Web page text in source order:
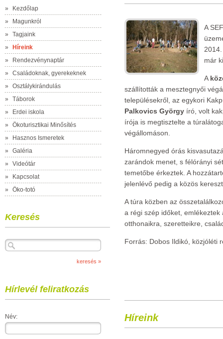
»
Kezdőlap
»
Magunkról
»
Tagjaink
»
Híreink
»
Rendezvénynaptár
»
Családoknak, gyerekeknek
»
Osztálykirándulás
»
Táborok
»
Erdei iskola
»
Ökoturisztikai Minősítés
»
Hasznos Ismeretek
»
Galéria
»
Videótár
»
Kapcsolat
»
Öko-totó
Keresés
Hírlevél feliratkozás
Név:
A
már
A
szállították a mesztegnyői
településekről, az egykori
Palkovics György író, volt
írója is megtisztelte a
végállomáson.
Háromnegyed órás
zarándok menet, s félórányi
temetőbe érkeztek. A
jelenlévő pedig a közös
A túra közben az
a régi szép időket,
otthonaikra,
Forrás: Dobos Ildikó, közjóléti
Híreink